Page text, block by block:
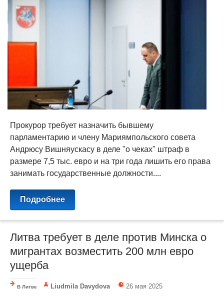
Прокурор требует назначить бывшему
парламентарию и члену Мариямпольского совета
Андрюсу Вишняускасу в деле "о чеках" штраф в
размере 7,5 тыс. евро и на три года лишить его права
занимать государственные должности....
Подробнее
Литва требует в деле против Минска о
мигрантах возместить 200 млн евро
ущерба
В Литве Liudmila Davydova 26 мая 2025